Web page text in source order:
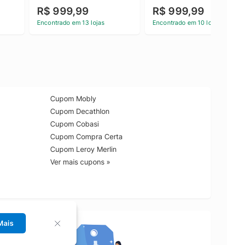
R$ 999,99
Encontrado em 13 lojas
R$ 999,99
Encontrado em 10 lojas
Cupom Mobly
Cupom Decathlon
Cupom Cobasi
Cupom Compra Certa
Cupom Leroy Merlin
Ver mais cupons »